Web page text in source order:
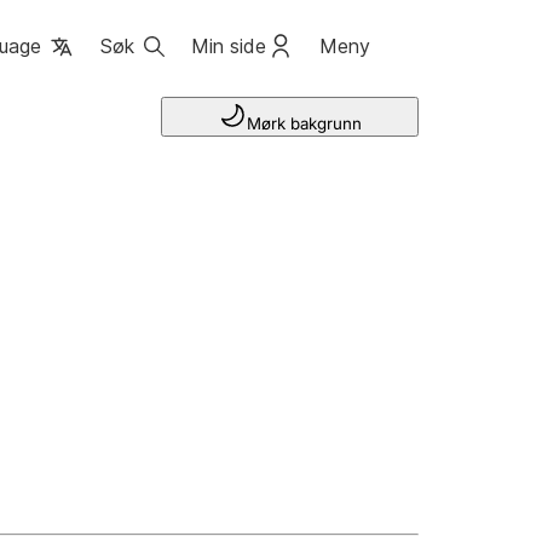
Søk Min side Meny
Mørk bakgrunn